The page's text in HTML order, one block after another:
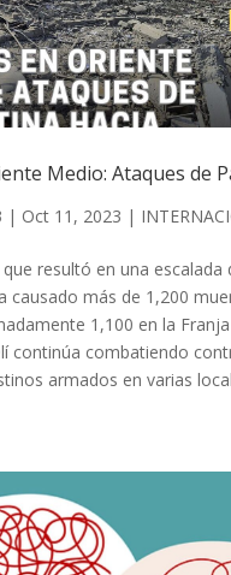
Medio: Ataques de
| Oct 11, 2023 |
resultó en una escalada
causado más de 1,200
1,100 en la
continúa combatiendo
armados en varias